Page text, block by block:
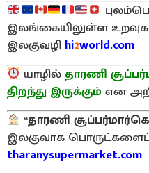
இலங்கையிலுள்ள
இலகுவழி hi2world.com
யாழில்தாரணி
திறந்து இருக்கும்என
“தாரணி
இலகுவாக பொருட்களைப்
tharanysupermarket.com